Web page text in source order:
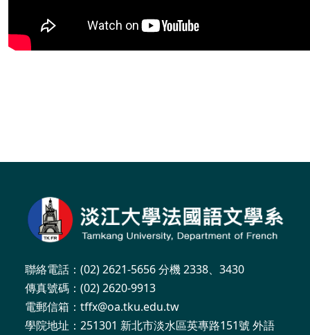
聯絡電話：(02) 2621-5656 分機 2338、3430
傳真號碼：(02) 2620-9913
電郵信箱：tffx@oa.tku.edu.tw
學院地址：251301 新北市淡水區英專路151號 外語